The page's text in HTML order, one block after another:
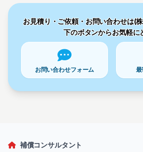
お見積り・ご依頼・お問い合わせは(
下のボタンからお気軽に
お問い合わせフォーム
補償コンサルタント